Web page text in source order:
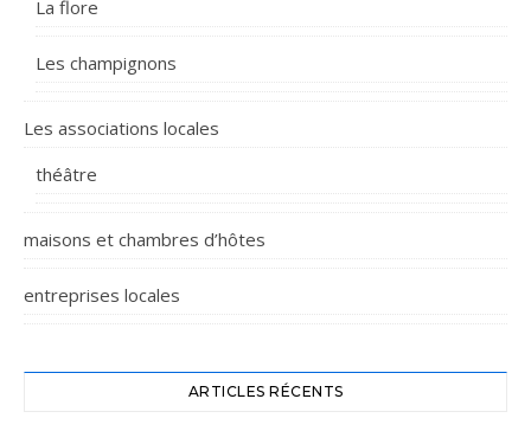
La flore
Les champignons
Les associations locales
théâtre
maisons et chambres d’hôtes
entreprises locales
ARTICLES RÉCENTS